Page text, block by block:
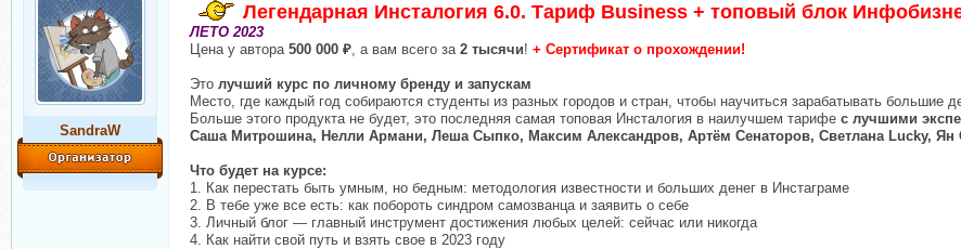
SandraW
Легендарная Инсталогия 6.0. Тариф Business + топовый блок
ЛЕТО 2023
Цена у автора 500 000 ₽, а вам всего за 2 тысячи! + Сертификат о прохождении!
Это лучший курс по личному бренду и запускам
Место, где каждый год собираются студенты из разных городов и стран, чтобы научиться зарабатывать большие
Больше этого продукта не будет, это последняя самая топовая Инсталогия в наилучшем тарифе с лучшими
Саша Митрошина, Нелли Армани, Леша Сыпко, Максим Александров, Артём Сенаторов, Светлана Lucky,
Что будет на курсе:
1. Как перестать быть умным, но бедным: методология известности и больших денег в Инстаграме
2. В тебе уже все есть: как побороть синдром самозванца и заявить о себе
3. Личный блог — главный инструмент достижения любых целей: сейчас или никогда
4. Как найти свой путь и взять свое в 2023 году